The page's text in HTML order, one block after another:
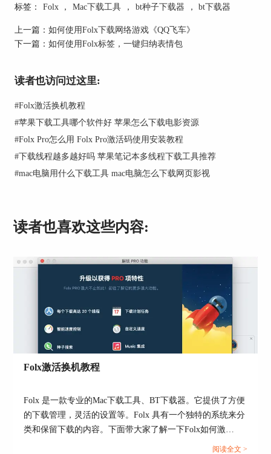
图2：Qbittorrent for Mac下载
第三款：迅雷for Mac
迅雷除了拥有适用于Windows系统的版本之外，它
图3：迅雷for Mac下载
从以上三款适用于Mac的下载器来说，各有不同的
优点和不足之处。下面来具体分析下三款下载器的
优缺点。
标签： Folx ， Mac下载工具 ， bt种子下载器 ， bt下载器
上一篇： 如何使用Folx下载网络游戏《QQ飞车》
下一篇： 如何使用Folx标签，一键归纳表情包
读者也访问过这里:
#Folx激活换机教程
#苹果下载工具哪个软件好 苹果怎么下载电影资源
#Folx Pro怎么用 Folx Pro激活码使用安装教程
#下载线程越多越好吗 苹果笔记本多线程下载工具推荐
#mac电脑用什么下载工具 mac电脑怎么下载网页影视
读者也喜欢这些内容:
Folx激活换机教程
Folx 是一款专业的Mac下载工具、BT下载器。它提供了方便
的下载管理，灵活的设置等。Folx 具有一个独特的系统来分
类和保留下载的内容。下面带大家了解一下Folx如何激
阅读全文 >